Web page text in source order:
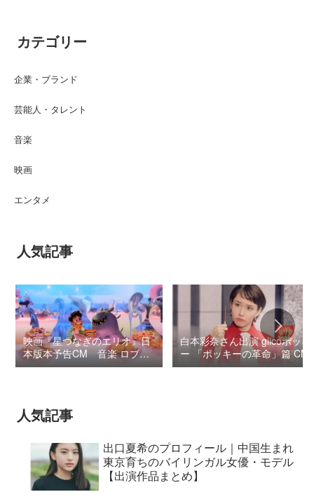
カテゴリー
企業・ブランド
芸能人・タレント
音楽
映画
エンタメ
人気記事
映画『星つなぎのエリオ』日
本版本予告CM 音楽 ロブ・
シモンセン /
白本彩奈さん出演 glicoポッキ
ー 「ポッキーの革命」篇 CM
人気記事
出口夏希のプロフィール｜中国生まれ
東京育ちのバイリンガル女優・モデル
【出演作品まとめ】